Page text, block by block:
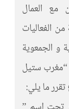
مع العمال
الفعاليات
و الجمعوية
“مغرب ستيل
ما يلي: